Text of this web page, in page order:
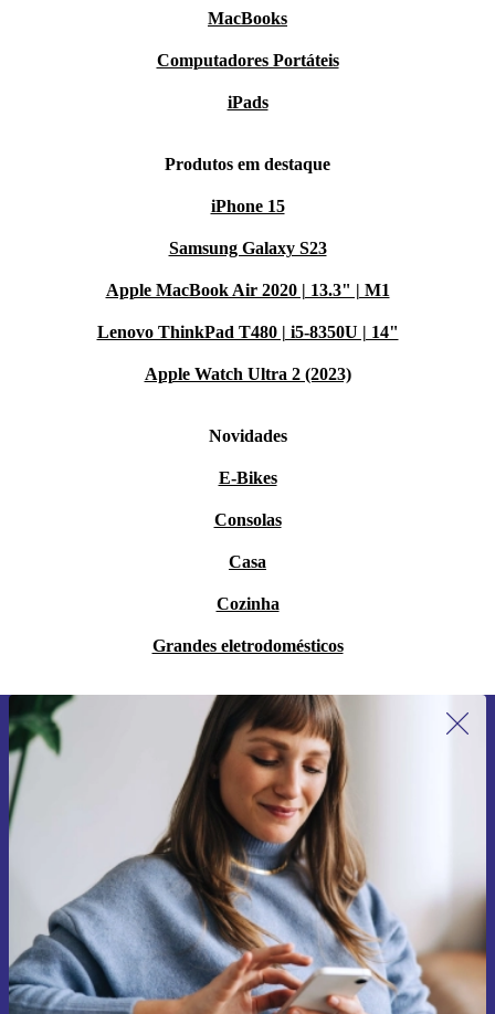
MacBooks
Computadores Portáteis
iPads
Produtos em destaque
iPhone 15
Samsung Galaxy S23
Apple MacBook Air 2020 | 13.3" | M1
Lenovo ThinkPad T480 | i5-8350U | 14"
Apple Watch Ultra 2 (2023)
Novidades
E-Bikes
Consolas
Casa
Cozinha
Grandes eletrodomésticos
Subscreve a nossa newsletter pela
primeira vez e poupa 15€!
Não percas mais nenhuma oferta.
Pedir voucher
Informações sobre o uso de dados pessoais podem ser encontrados na
nossa
Política de Privacidade.